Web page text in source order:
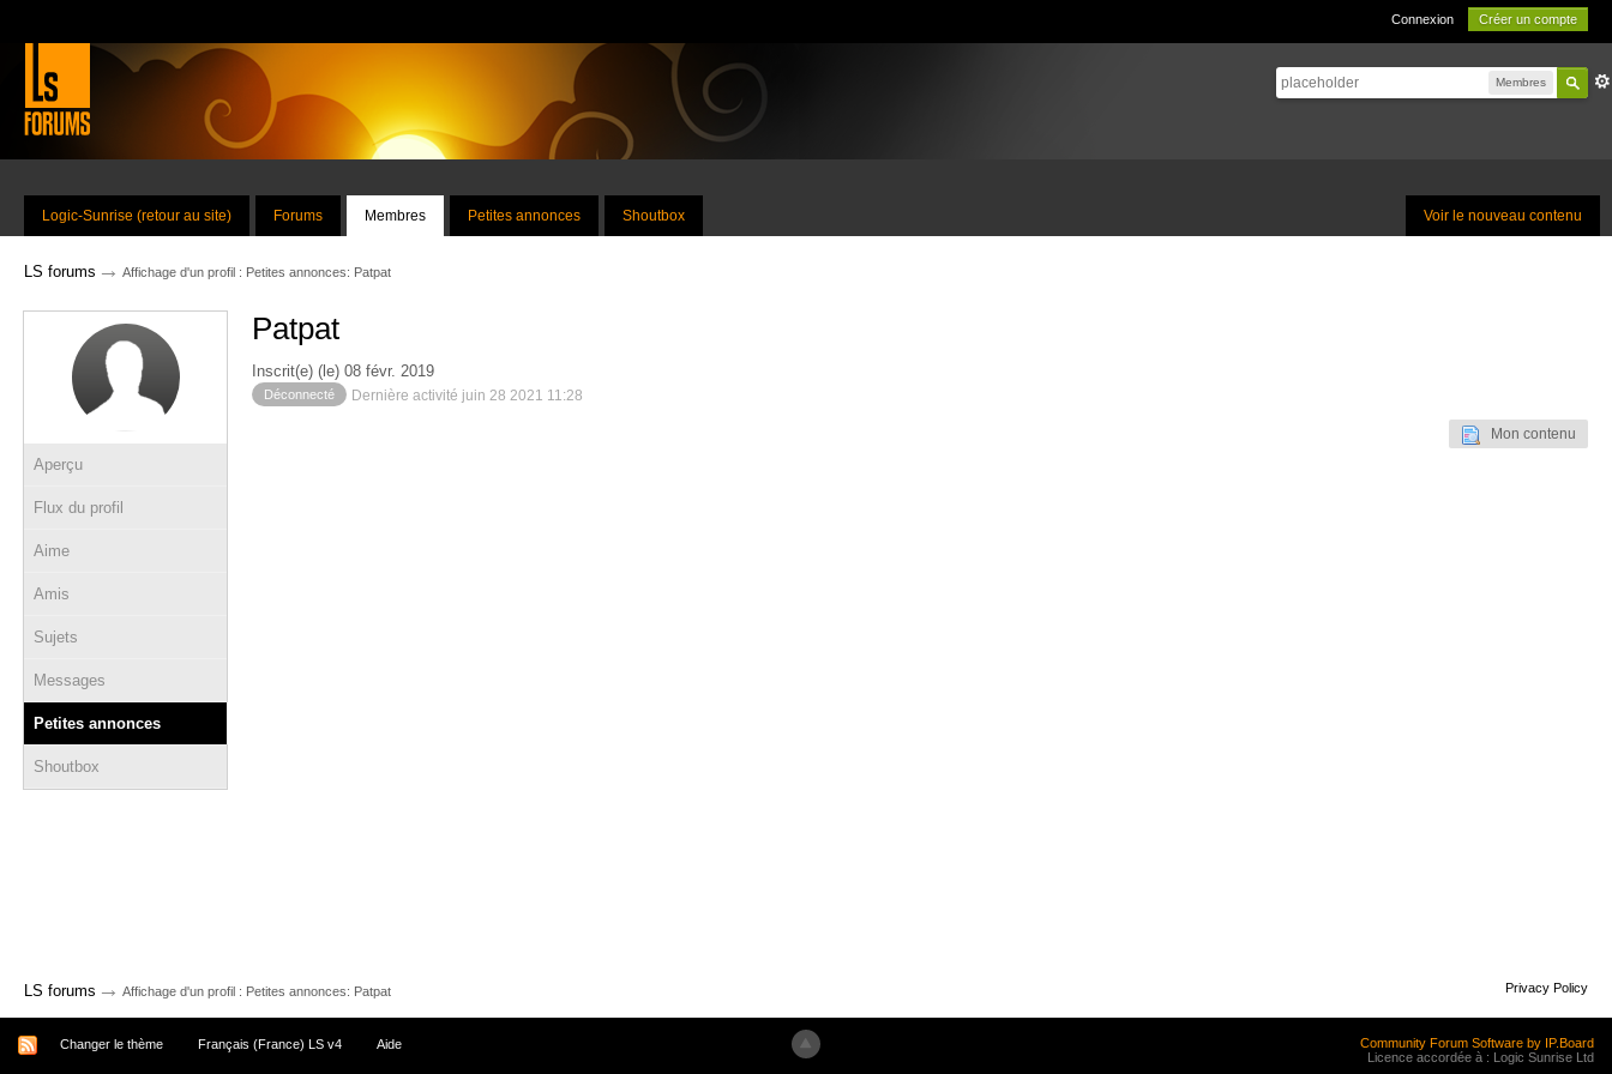
Connexion Créer un compte
Membres
Voir le nouveau contenu
Logic-Sunrise (retour au site) Forums Membres Petites annonces Shoutbox
LS forums → Affichage d'un profil : Petites annonces: Patpat
Aperçu
Flux du profil
Aime
Amis
Sujets
Messages
Petites annonces
Shoutbox
Patpat
Inscrit(e) (le) 08 févr. 2019
Déconnecté Dernière activité juin 28 2021 11:28
Mon contenu
LS forums → Affichage d'un profil : Petites annonces: Patpat Privacy Policy
Changer le thème Français (France) LS v4 Aide
Community Forum Software by IP.Board
Licence accordée à : Logic Sunrise Ltd